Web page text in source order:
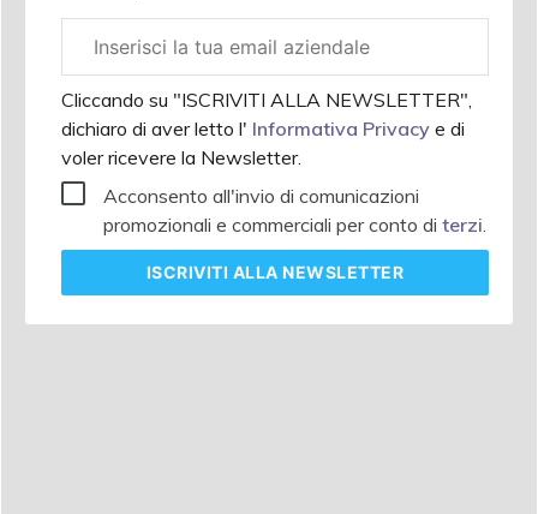
aziendale
Cliccando su "ISCRIVITI ALLA NEWSLETTER",
dichiaro di aver letto l' Informativa Privacy e di
voler ricevere la Newsletter.
Acconsento all'invio di comunicazioni
promozionali e commerciali per conto di terzi.
ISCRIVITI ALLA NEWSLETTER